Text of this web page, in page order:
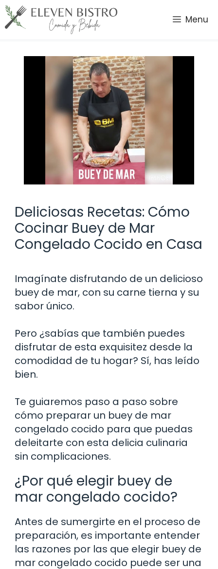
Saltar
al
contenido
Menu
Deliciosas Recetas: Cómo
Cocinar Buey de Mar
Congelado Cocido en Casa
Imagínate disfrutando de un delicioso
buey de mar, con su carne tierna y su
sabor único.
Pero ¿sabías que también puedes
disfrutar de esta exquisitez desde la
comodidad de tu hogar? Sí, has leído
bien.
Te guiaremos paso a paso sobre
cómo preparar un buey de mar
congelado cocido para que puedas
deleitarte con esta delicia culinaria
sin complicaciones.
¿Por qué elegir buey de
mar congelado cocido?
Antes de sumergirte en el proceso de
preparación, es importante entender
las razones por las que elegir buey de
mar congelado cocido puede ser una